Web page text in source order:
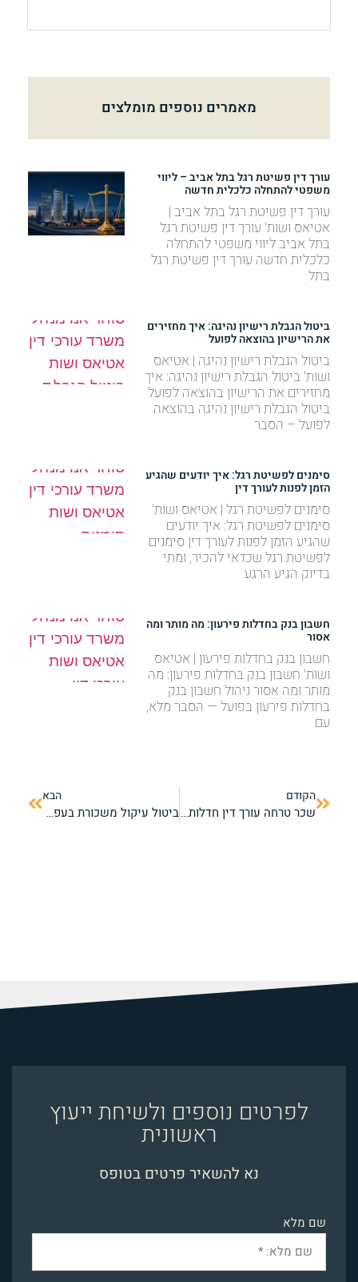
מאמרים נוספים מומלצים
עורך דין פשיטת רגל בתל אביב – ליווי
משפטי להתחלה כלכלית חדשה
עורך דין פשיטת רגל בתל אביב |
אטיאס ושות' עורך דין פשיטת רגל
בתל אביב ליווי משפטי להתחלה
כלכלית חדשה עורך דין פשיטת רגל
בתל
ביטול הגבלת רישיון נהיגה: איך מחזירים
את הרישיון בהוצאה לפועל
ביטול הגבלת רישיון נהיגה | אטיאס
ושות' ביטול הגבלת רישיון נהיגה: איך
מחזירים את הרישיון בהוצאה לפועל
ביטול הגבלת רישיון נהיגה בהוצאה
לפועל – הסבר
סימנים לפשיטת רגל: איך יודעים שהגיע
הזמן לפנות לעורך דין
סימנים לפשיטת רגל | אטיאס ושות'
סימנים לפשיטת רגל: איך יודעים
שהגיע הזמן לפנות לעורך דין סימנים
לפשיטת רגל שכדאי להכיר, ומתי
בדיוק הגיע הרגע
חשבון בנק בחדלות פירעון: מה מותר ומה
אסור
חשבון בנק בחדלות פירעון | אטיאס
ושות' חשבון בנק בחדלות פירעון: מה
מותר ומה אסור ניהול חשבון בנק
בחדלות פירעון בפועל — הסבר מלא,
עם
הקודם
שכר טרחה עורך דין חדלות פירעון: כמה עולה הליך מחיקת חובות?
הבא
ביטול עיקול משכורת בעפולה והעמקים: איך משחררים את שכר העבודה מהנייד?
לפרטים נוספים ולשיחת ייעוץ
ראשונית
נא להשאיר פרטים בטופס
שם מלא